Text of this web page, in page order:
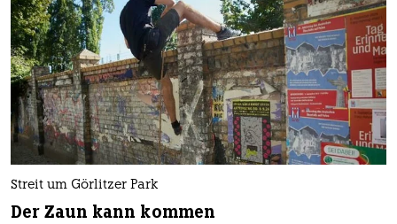
Streit um Görlitzer Park
Der Zaun kann kommen